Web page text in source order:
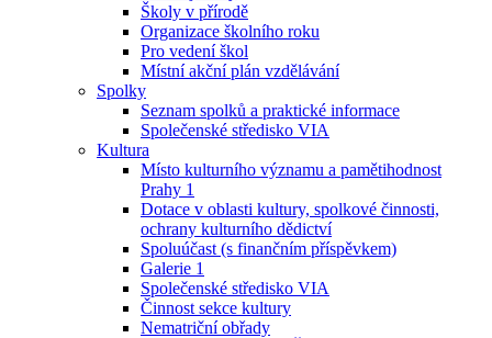
Školy v přírodě
Organizace školního roku
Pro vedení škol
Místní akční plán vzdělávání
Spolky
Seznam spolků a praktické informace
Společenské středisko VIA
Kultura
Místo kulturního významu a pamětihodnost
Prahy 1
Dotace v oblasti kultury, spolkové činnosti,
ochrany kulturního dědictví
Spoluúčast (s finančním příspěvkem)
Galerie 1
Společenské středisko VIA
Činnost sekce kultury
Nematriční obřady